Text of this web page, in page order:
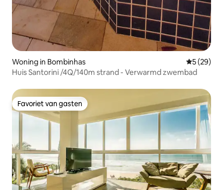
Woning in Bombinhas
5 (29)
Huis Santorini /4Q/140m strand - Verwarmd zwembad
Favoriet van gasten
Favoriet van gasten